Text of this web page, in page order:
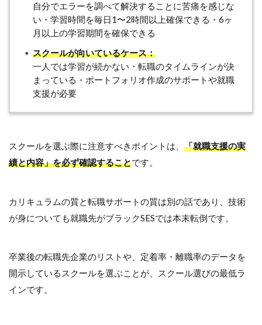
自分でエラーを調べて解決することに苦痛を感じな
い・学習時間を毎日1〜2時間以上確保できる・6ヶ
月以上の学習期間を確保できる
スクールが向いているケース：
一人では学習が続かない・転職のタイムラインが決
まっている・ポートフォリオ作成のサポートや就職
支援が必要
スクールを選ぶ際に注意すべきポイントは、 「就職支援の実
績と内容」を必ず確認することです。
カリキュラムの質と転職サポートの質は別の話であり、技術
が身についても就職先がブラックSESでは本末転倒です。
卒業後の転職先企業のリストや、定着率・離職率のデータを
開示しているスクールを選ぶことが、スクール選びの最低ラ
インです。